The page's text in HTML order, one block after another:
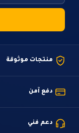
منتجات موثوقة
دفع آمن
دعم فني